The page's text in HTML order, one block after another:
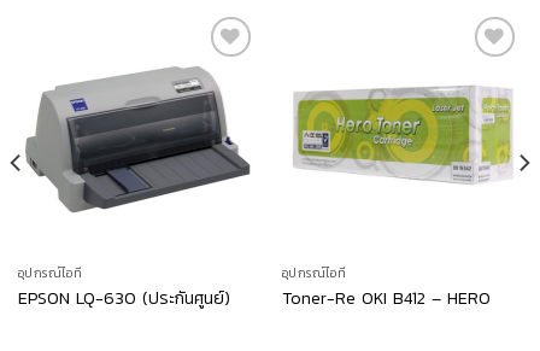
สินค้า
ที่ชอบ
อุปกรณ์ไอที
EPSON LQ-630 (ประกันศูนย์)
ที่ชอบ
อุปกรณ์ไอที
Toner-Re OKI B412 – HERO